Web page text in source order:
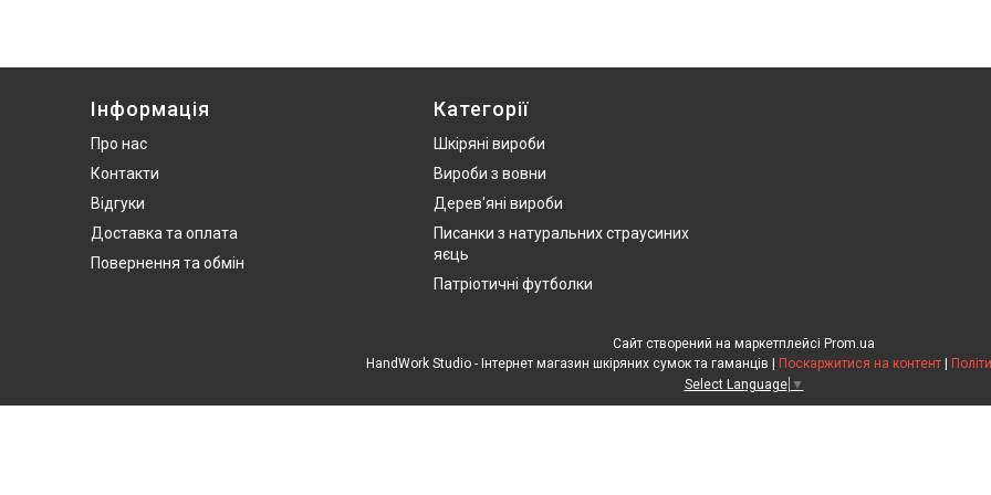
Інформація
Про нас
Контакти
Відгуки
Доставка та оплата
Повернення та обмін
Категорії
Шкіряні вироби
Вироби з вовни
Дерев'яні вироби
Писанки з натуральних страусиних
яєць
Патріотичні футболки
Сайт створений на маркетплейсі Prom.ua
Поскаржитися на контент
Select Language ▼